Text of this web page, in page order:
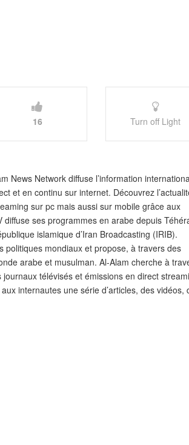
16 Turn off Light
News Network diffuse l’information
et en continu sur internet. Découvrez
sur pc mais aussi sur mobile grâce aux
ses programmes en arabe depuis
islamique d’Iran Broadcasting (IRIB).
politiques mondiaux et propose, à travers des
arabe et musulman. Al-Alam cherche à
télévisés et émissions en direct
internautes une série d’articles, des vidéos,